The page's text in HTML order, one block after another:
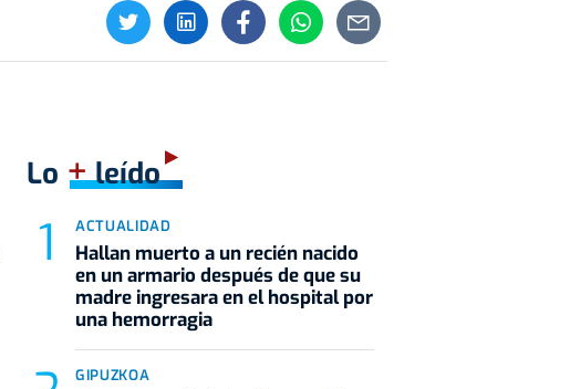
Lo +leído
ACTUALIDAD
Hallan muerto a un recién nacido
en un armario después de que su
madre ingresara en el hospital por
una hemorragia
GIPUZKOA